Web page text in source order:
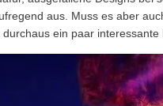
aus. Muss es aber
ein paar